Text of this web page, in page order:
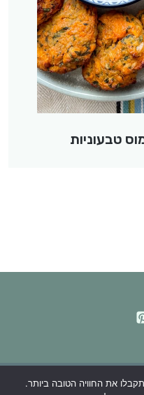
טבעוניות
את החוויה הטובה ביותר.